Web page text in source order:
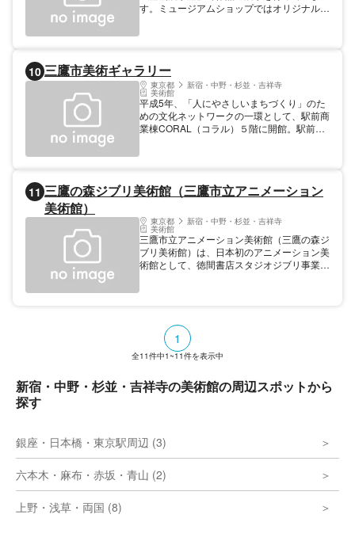
す。ミュージアムショップではオリジナルグ
下，障がい者，65歳以上 無料
10 三鷹市美術ギャラリー
東京都 新宿・中野・杉並・吉祥寺
美術館
平成5年、「人にやさしいまちづくり」のた
めの文化ネットワークの一環として、駅前商
業棟CORAL（コラル）５階に開館。駅前す
見学者を入り口に自然に誘導するように曲線
た企画展とともに、展示スペースの貸し出し
も行っており市民の芸術作品の発表の場にも
なっている。 開館時間 10:00～20:00 ※入館
は19：30まで。（開館時間は、展覧会によ
って異なる場合あり） 休館日 (月) 年末年始
11 三鷹の森ジブリ美術館（三鷹市立アニメーション
美術館）
東京都 新宿・中野・杉並・吉祥寺
美術館
三鷹市立アニメーション美術館（三鷹の森ジ
ブリ美術館）は、日本初のアニメーション美
術館として、徳間書店スタジオジブリ事業部
たいと考えられており、館内は重層的で迷路
のような建物になっている。外観は曲線で構
成され、外壁は赤や黄などカラフルな土塀の
の頭公園の松林となじんできた。「迷子にな
ろうよ、いっしょに。」のキャッチコピーの
アニメーションスタジオ風の展示室や、子ど
る。見るだけでなく、体験する展示であるこ
とが、子どものみならず大人の来館者の心も
つかんでいる。映像展示室「土星座」では美
術館のオリジナル短編映画を上映しており、
1
全11件中1~11件を表示中
新宿・中野・杉並・吉祥寺の美術館の周辺スポットから
探す
銀座・日本橋・東京駅周辺 (3)
六本木・麻布・赤坂・青山 (2)
上野・浅草・両国 (8)